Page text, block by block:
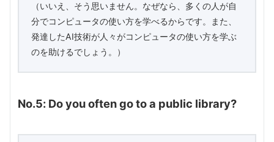
（いいえ、そう思いません。なぜなら、多くの人が自
分でコンピュータの使い方を学べるからです。また、
発達したAI技術が人々がコンピュータの使い方を学ぶ
のを助けるでしょう。）
No.5: Do you often go to a public library?